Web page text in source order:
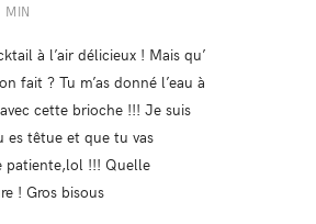
MIN
à l’air délicieux ! Mais qu’
fait ? Tu m’as donné l’eau à
cette brioche !!! Je suis
es têtue et que tu vas
patiente,lol !!! Quelle
! Gros bisous